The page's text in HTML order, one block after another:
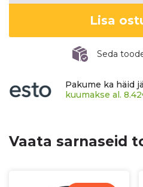
Lisa
Seda
Pakume ka häid
kuumakse al. 8.42
Vaata sarnaseid